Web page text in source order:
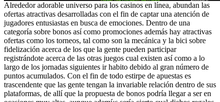
Alrededor adorable universo para los casinos en línea, abundan las
ofertas atractivas desarrolladas con el fin de captar una atención de
jugadores entusiastas en busca de emociones. Dentro de una
categoría sobre bonos así­ como promociones además hay atractivas
ofertas como los torneos, tal como son la mecánica y la bici sobre
fidelización acerca de los que la gente pueden participar
registrándote acerca de las otras juegos cual existen así­ como a lo
largo de los jornadas siguientes ir habito debido al gran número de
puntos acumulados. Con el fin de todo estirpe de apuestas es
trascendente que las gente tengan la invariable relación dentro de sus
plataformas, de allí que la propuesta de bonos podrí­a llegar a ser en